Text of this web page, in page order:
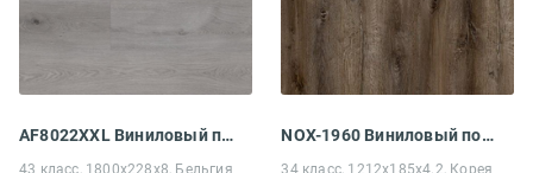
AF8022XXL Виниловый пол Aquafloor RealWood XXL
43 класс, 1800x228x8, Бельгия
NOX-1960 Виниловый пол EcoClick NOX-1900 Rich Дуб Кроули
34 класс, 1212x185x4.2, Корея